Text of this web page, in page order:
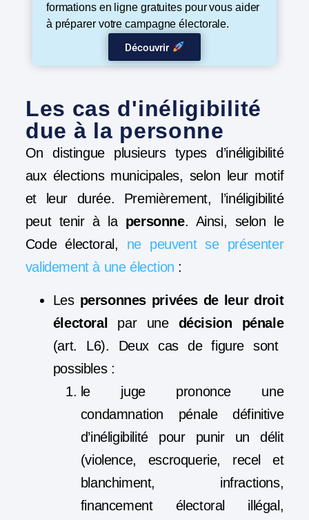
formations en ligne gratuites pour vous aider
à préparer votre campagne électorale.
Découvrir
Les cas d'inéligibilité
due à la personne
On distingue plusieurs types d’inéligibilité
aux élections municipales, selon leur motif
et leur durée. Premièrement, l’inéligibilité
peut tenir à la personne. Ainsi, selon le
Code électoral, ne peuvent se présenter
validement à une élection :
Les personnes privées de leur droit
électoral
par une décision pénale
(art. L6). Deux cas de figure sont
possibles :
le juge prononce une
condamnation pénale définitive
d’inéligibilité pour punir un délit
(violence, escroquerie, recel et
blanchiment, infractions,
financement électoral illégal,